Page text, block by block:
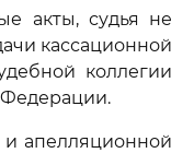
акты, судья не
кассационной
коллегии
Федерации.
апелляционной